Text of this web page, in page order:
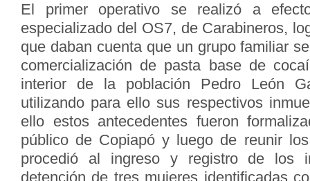
El primer operativo se realizó a
especializado del OS7, de Carabineros,
que daban cuenta que un grupo familiar
comercialización de pasta base de
interior de la población Pedro León
utilizando para ello sus respectivos
ello estos antecedentes fueron
público de Copiapó y luego de reunir
procedió al ingreso y registro de los
detención de tres mujeres identificadas